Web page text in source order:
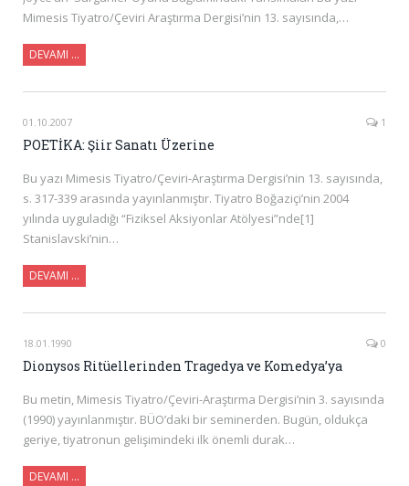
Mimesis Tiyatro/Çeviri Araştırma Dergisi’nin 13. sayısında,…
DEVAMI …
01.10.2007 1
POETİKA: Şiir Sanatı Üzerine
Bu yazı Mimesis Tiyatro/Çeviri-Araştırma Dergisi’nin 13. sayısında,
s. 317-339 arasında yayınlanmıştır. Tiyatro Boğaziçi’nin 2004
yılında uyguladığı “Fiziksel Aksiyonlar Atölyesi”nde[1]
Stanislavski’nin…
DEVAMI …
18.01.1990 0
Dionysos Ritüellerinden Tragedya ve Komedya’ya
Bu metin, Mimesis Tiyatro/Çeviri-Araştırma Dergisi’nin 3. sayısında
(1990) yayınlanmıştır. BÜO’daki bir seminerden. Bugün, oldukça
geriye, tiyatronun gelişimindeki ilk önemli durak…
DEVAMI …